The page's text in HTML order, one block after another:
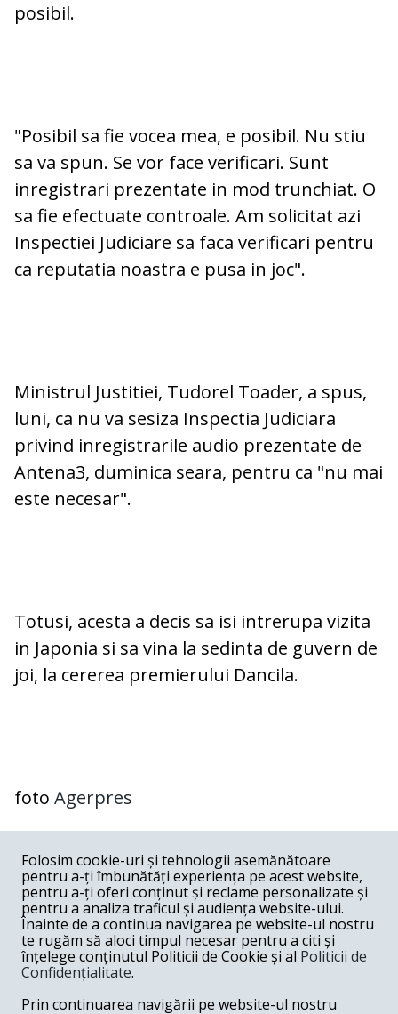
posibil.
"Posibil sa fie vocea mea, e posibil. Nu stiu
sa va spun. Se vor face verificari. Sunt
inregistrari prezentate in mod trunchiat. O
sa fie efectuate controale. Am solicitat azi
Inspectiei Judiciare sa faca verificari pentru
ca reputatia noastra e pusa in joc".
Ministrul Justitiei, Tudorel Toader, a spus,
luni, ca nu va sesiza Inspectia Judiciara
privind inregistrarile audio prezentate de
Antena3, duminica seara, pentru ca "nu mai
este necesar".
Totusi, acesta a decis sa isi intrerupa vizita
in Japonia si sa vina la sedinta de guvern de
joi, la cererea premierului Dancila.
foto Agerpres
COMENTARII
Nume
Email
Folosim cookie-uri și tehnologii asemănătoare
pentru a-ți îmbunătăți experiența pe acest website,
pentru a-ți oferi conținut și reclame personalizate și
pentru a analiza traficul și audiența website-ului.
Înainte de a continua navigarea pe website-ul nostru
te rugăm să aloci timpul necesar pentru a citi și
înțelege conținutul Politicii de Cookie și al Politicii de
Confidențialitate.
Prin continuarea navigării pe website-ul nostru